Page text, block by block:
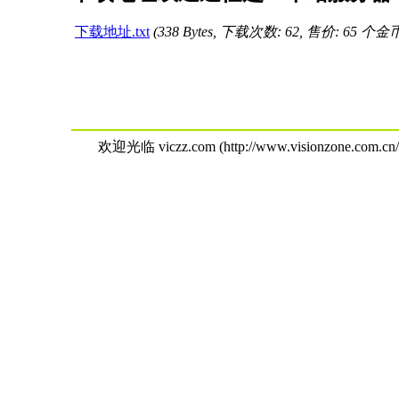
下载地址.txt (338 Bytes, 下载次数: 62, 售价: 65 个金
欢迎光临 viczz.com (http://